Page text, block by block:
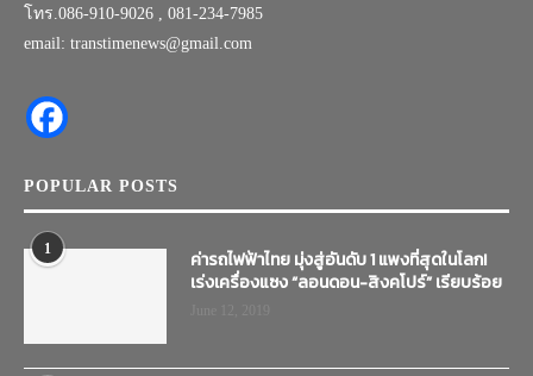
โทร.086-910-9026 , 081-234-7985
email: transtimenews@gmail.com
POPULAR POSTS
1
ค่ารถไฟฟ้าไทย มุ่งสู่อันดับ 1 แพงที่สุดในโลก!
เร่งเครื่องแซง “ลอนดอน-สิงคโปร์” เรียบร้อย